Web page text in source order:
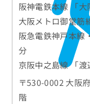
阪神電鉄本線 「
大阪メトロ御堂筋
阪急電鉄神戸本線
分
京阪中之島線 「
〒530-0002 大阪
階